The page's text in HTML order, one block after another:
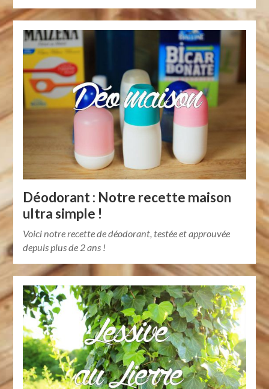
Déodorant : Notre recette maison
ultra simple !
Voici notre recette de déodorant, testée et approuvée
depuis plus de 2 ans !